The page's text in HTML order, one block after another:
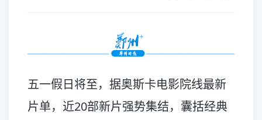
五一假日将至，据奥斯卡电影院线最新
片单，近20部新片强势集结，囊括经典